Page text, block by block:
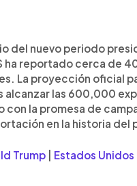
del nuevo periodo
ha reportado cerca de
La proyección oficial
alcanzar las 600,000
con la promesa de
en la historia del
Trump Estados Unidos